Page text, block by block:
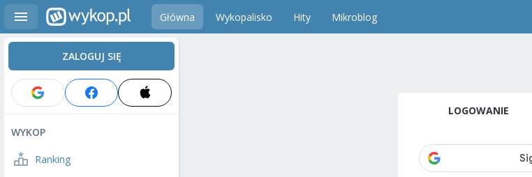
Główna Wykopalisko Hity Mikroblog
ZALOGUJ SIĘ
WYKOP
Ranking
LOGOWANIE